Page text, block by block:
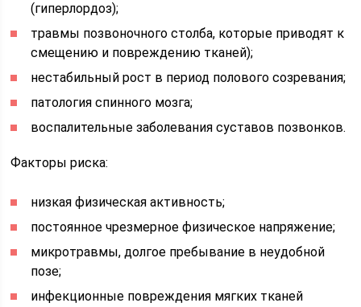
(гиперлордоз);
травмы позвоночного столба, которые приводят к
смещению и повреждению тканей);
нестабильный рост в период полового созревания;
патология спинного мозга;
воспалительные заболевания суставов позвонков.
Факторы риска:
низкая физическая активность;
постоянное чрезмерное физическое напряжение;
микротравмы, долгое пребывание в неудобной
позе;
инфекционные повреждения мягких тканей